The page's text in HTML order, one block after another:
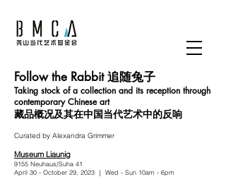
Follow the Rabbit 追随兔子
Taking stock of a collection and its reception through
contemporary Chinese art
藏品概况及其在中国当代艺术中的反响
Curated by Alexandra Grimmer
Museum Liaunig
9155 Neuhaus/Suha 41
April 30 - October 29, 2023 ｜ Wed - Sun 10am - 6pm